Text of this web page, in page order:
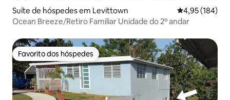
Suíte de hóspedes em Levittown Classificação
4,95 (184)
Ocean Breeze/Retiro Familiar Unidade do 2º andar
Favorito dos hóspedes
Favorito dos hóspedes